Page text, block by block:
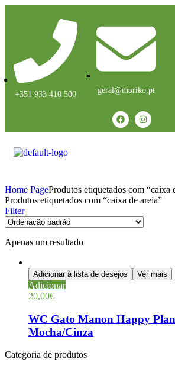
+351 933 410 500 geral@moriko.pt
Home PageProdutos etiquetados com “caixa
Produtos etiquetados com “caixa de areia”
Filter
Apenas um resultado
Adicionar à lista de desejos Ver mais
Adicionar
20,00€
WC Gato Manon Happy
Mocha/Cinza
Categoria de produtos